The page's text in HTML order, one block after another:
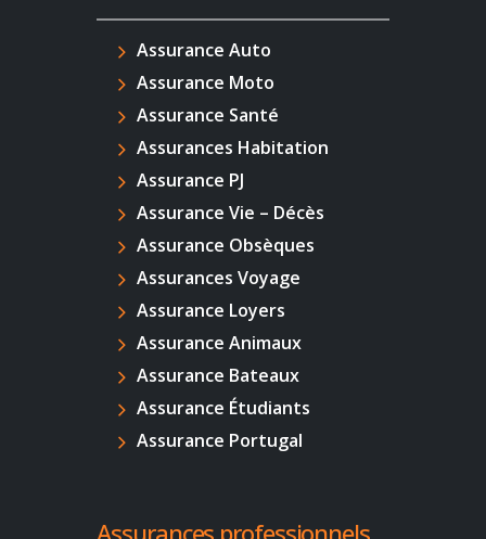
Assurance Auto
Assurance Moto
Assurance Santé
Assurances Habitation
Assurance PJ
Assurance Vie – Décès
Assurance Obsèques
Assurances Voyage
Assurance Loyers
Assurance Animaux
Assurance Bateaux
Assurance Étudiants
Assurance Portugal